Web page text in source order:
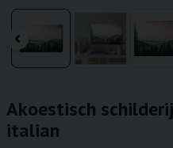
Akoestisch
italian